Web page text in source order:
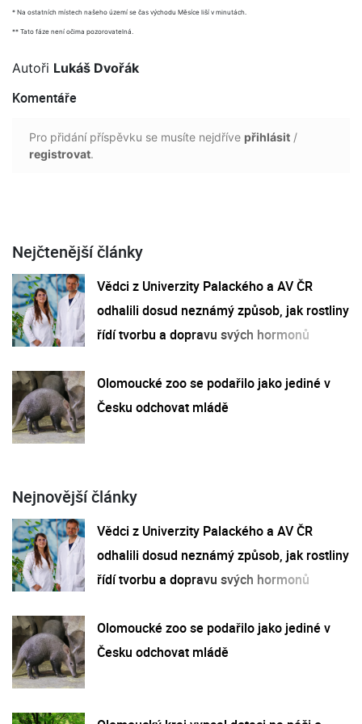
* Na ostatních místech našeho území se čas východu Měsíce liší v minutách.
** Tato fáze není očima pozorovatelná.
Autoři Lukáš Dvořák
Komentáře
Pro přidání příspěvku se musíte nejdříve přihlásit /
registrovat.
Nejčtenější články
Vědci z Univerzity Palackého a AV ČR
odhalili dosud neznámý způsob, jak rostliny
řídí tvorbu a dopravu svých hormonů
Olomoucké zoo se podařilo jako jediné v
Česku odchovat mládě
Nejnovější články
Vědci z Univerzity Palackého a AV ČR
odhalili dosud neznámý způsob, jak rostliny
řídí tvorbu a dopravu svých hormonů
Olomoucké zoo se podařilo jako jediné v
Česku odchovat mládě